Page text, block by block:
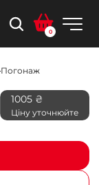
0
Погонаж
1005 ₴
Ціну уточнюйте